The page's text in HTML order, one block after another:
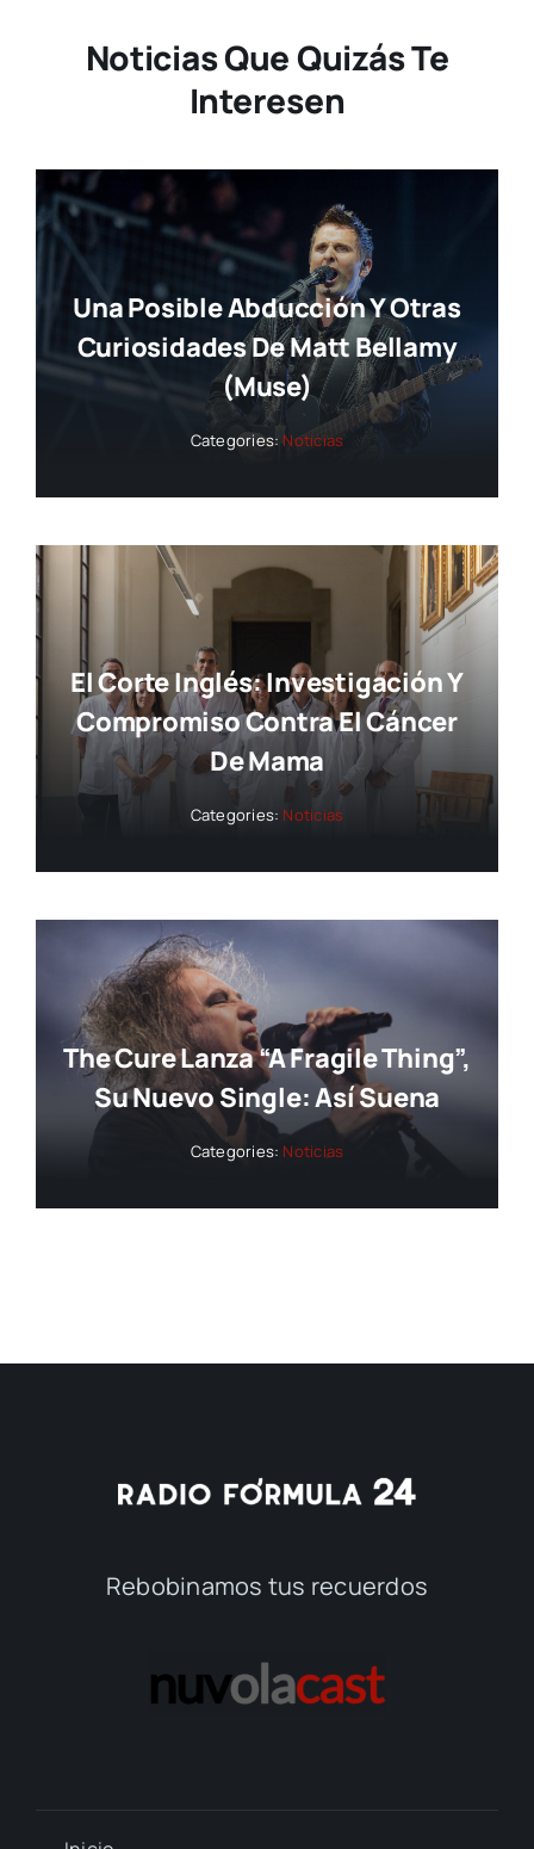
Noticias Que Quizás Te
Interesen
Una Posible Abducción Y Otras
Curiosidades De Matt Bellamy
(Muse)
Categories: Noticias
El Corte Inglés: Investigación Y
Compromiso Contra El Cáncer
De Mama
Categories: Noticias
The Cure Lanza “A Fragile Thing”,
Su Nuevo Single: Así Suena
Categories: Noticias
Rebobinamos tus recuerdos